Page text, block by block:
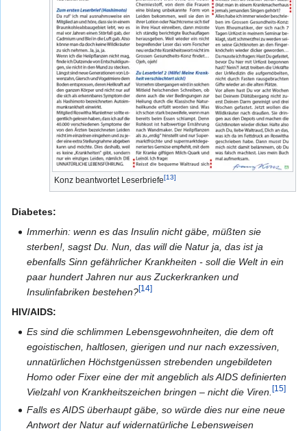
Konz beantwortet Leserbriefe[13]
Diabetes:
Immerhin: wenn es das Insulin nicht gäbe, müßten sie
sterben!, sagst Du. Nun, das will die Natur ja, das ist ja
ebenfalls Sinn gefährlicher Krankheiten - soll die Welt in ein
paar hundert Jahren nur aus Zuckerkranken und
Insulinfabriken bestehen?[14]
HIV/AIDS:
Es sind die schlimmen Lebensgewohnheiten, die dem oft
egoistischen, haltlosen, gierigen und nur nach exzessiven,
unnatürlichen Höchstgenüssen strebenden ungebildeten
Homo oder Fixer eine der mit angeblich als AIDS definierten
Vielzahl von Krankheitszeichen bringen – nicht die Viren.[15]
Falls es AIDS überhaupt gäbe, so würde dies nur eine neue
Antwort der Natur auf widernatürliche Lebensweisen